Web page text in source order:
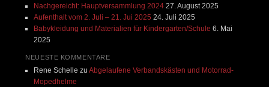
Nachgereicht: Hauptversammlung 2024 27. August 2025
Aufenthalt vom 2. Juli – 21. Jui 2025 24. Juli 2025
Babykleidung und Materialien für Kindergarten/Schule 6. Mai
2025
NEUESTE KOMMENTARE
Rene Schelle zu Abgelaufene Verbandskästen und Motorrad-
Mopedhelme